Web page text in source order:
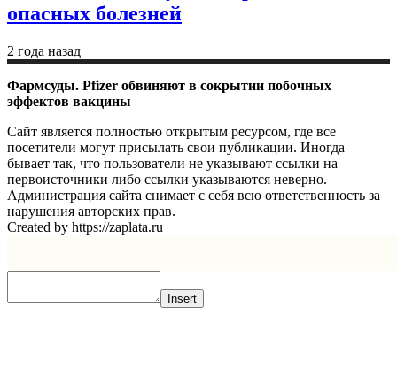
опасных болезней
2 года назад
Фармсуды. Pfizer обвиняют в сокрытии побочных
эффектов вакцины
Сайт является полностью открытым ресурсом, где все
посетители могут присылать свои публикации. Иногда
бывает так, что пользователи не указывают ссылки на
первоисточники либо ссылки указываются неверно.
Администрация сайта снимает с себя всю ответственность за
нарушения авторских прав.
Created by https://zaplata.ru
Insert